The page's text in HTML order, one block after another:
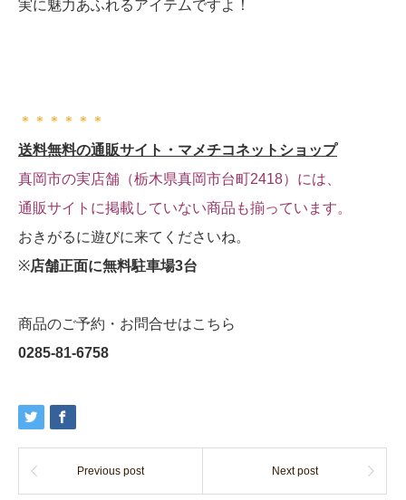
実に魅力あふれるアイテムですよ！
＊＊＊＊＊＊
送料無料の通販サイト・マメチコネットショップ
真岡市の実店舗（栃木県真岡市台町2418）には、
通販サイトに掲載していない商品も揃っています。
おきがるに遊びに来てくださいね。
※店舗正面に無料駐車場3台
商品のご予約・お問合せはこちら
0285-81-6758
Previous post Next post